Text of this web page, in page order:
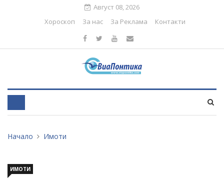
Август 08, 2026
Хороскоп
За нас За Реклама Контакти
Начало Имоти
ИМОТИ